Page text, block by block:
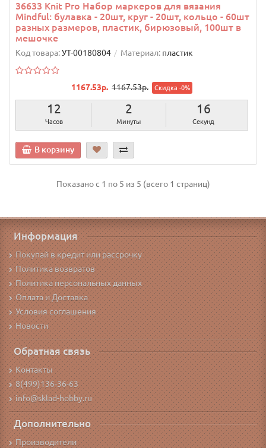
36633 Knit Pro Набор маркеров для вязания
Mindful: булавка - 20шт, круг - 20шт, кольцо - 60шт
разных размеров, пластик, бирюзовый, 100шт в
мешочке
Код товара:УТ-00180804 Материал: пластик
1167.53р. 1167.53р. Скидка -0%
12
Часов
2
Минуты
15
Секунд
В корзину
Показано с 1 по 5 из 5 (всего 1 страниц)
Информация
Покупай в кредит или рассрочку
Политика возвратов
Политика персональных данных
Оплата и Доставка
Условия соглашения
Новости
Обратная связь
Контакты
8(499)136-36-63
info@sklad-hobby.ru
Дополнительно
Производители